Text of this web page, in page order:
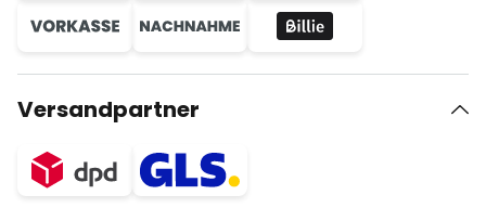
Versandpartner